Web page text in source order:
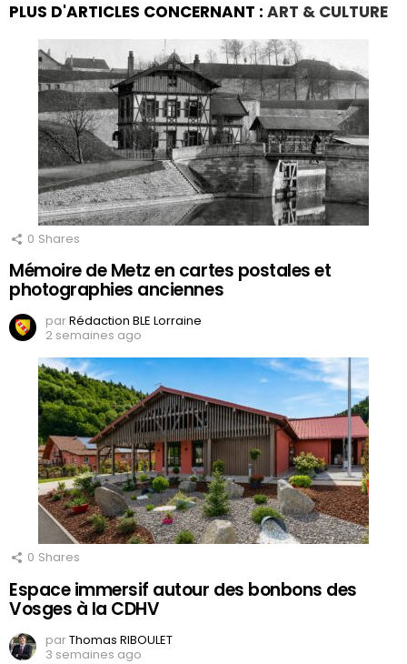
PLUS D'ARTICLES CONCERNANT : ART & CULTURE
0 Shares
Mémoire de Metz en cartes postales et
photographies anciennes
parRédaction BLE Lorraine
2 semaines ago
0 Shares
Espace immersif autour des bonbons des
Vosges à la CDHV
parThomas RIBOULET
3 semaines ago